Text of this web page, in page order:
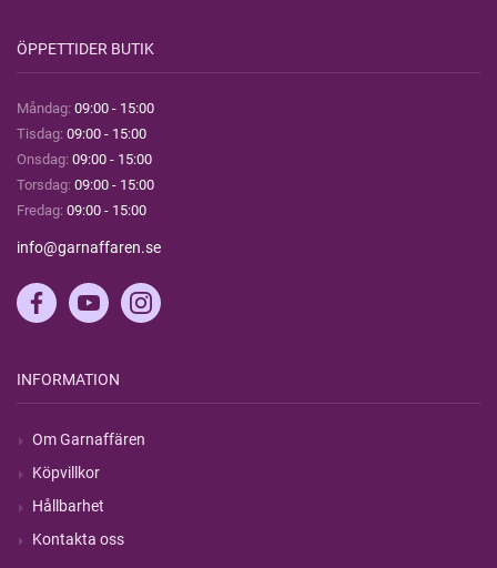
ÖPPETTIDER BUTIK
Måndag: 09:00 - 15:00
Tisdag: 09:00 - 15:00
Onsdag: 09:00 - 15:00
Torsdag: 09:00 - 15:00
Fredag: 09:00 - 15:00
info@garnaffaren.se
INFORMATION
Om Garnaffären
Köpvillkor
Hållbarhet
Kontakta oss